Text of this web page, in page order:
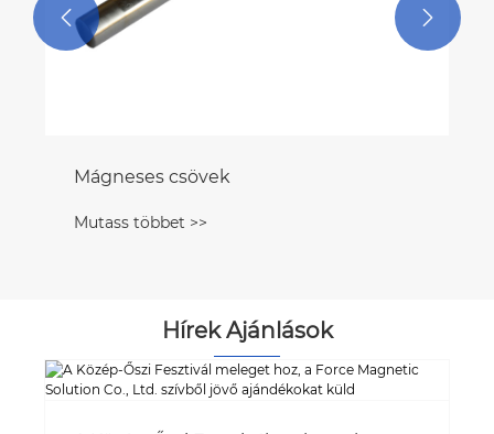
 
Hírek Ajánlások